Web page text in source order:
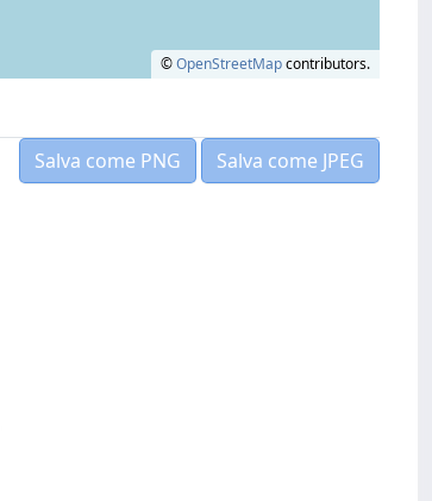
©OpenStreetMapcontributors.
Salva come PNG
Salva come JPEG